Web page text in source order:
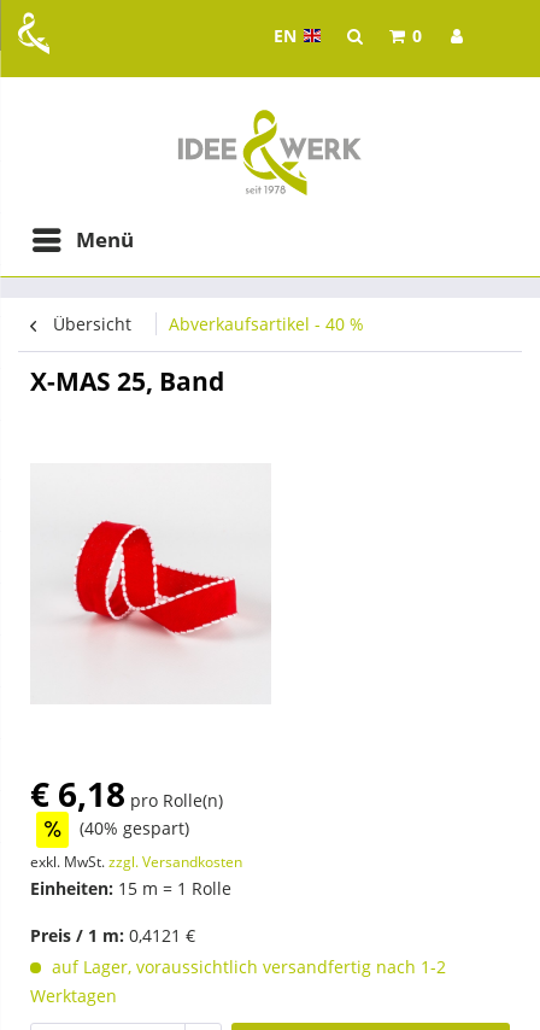
EN Idee & Werk - your
0
Menü
Übersicht Abverkaufsartikel - 40 %
in Graz
X-MAS 25, Band
€ 6,18 pro Rolle(n)
(40% gespart)
exkl. MwSt.zzgl. Versandkosten
Einheiten: 15 m = 1 Rolle
Preis / 1 m: 0,4121 €
auf Lager, voraussichtlich versandfertig nach 1-2
Werktagen